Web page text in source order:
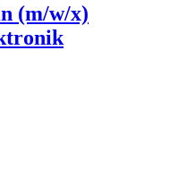
(m/w/x)